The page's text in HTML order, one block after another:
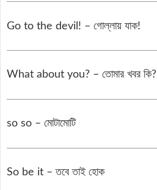
Go to the devil! – গোল্লায় যাক!
What about you? – তোমার খবর কি?
so so – মোটামোটি
So be it – তবে তাই হোক